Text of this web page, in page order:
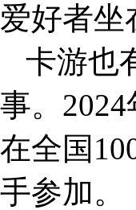
爱好者坐
卡游也
事。
在全国
手参加。